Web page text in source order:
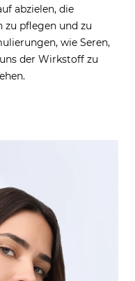
abzielen, die
pflegen und zu
wie Seren,
der Wirkstoff zu